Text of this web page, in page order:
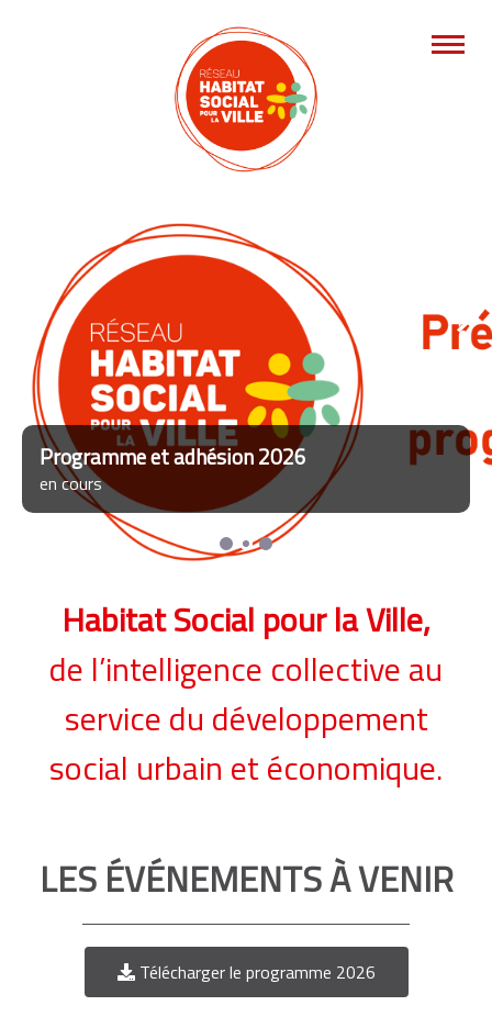
Programme et adhésion 2026
en cours
Habitat Social pour la Ville,
de l’intelligence collective au
service du développement
social urbain et économique.
LES ÉVÉNEMENTS À VENIR
Télécharger le programme 2026